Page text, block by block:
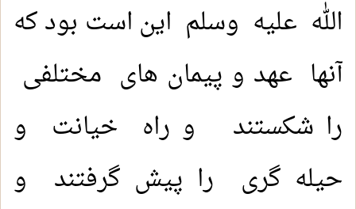
الله عليه وسلم این است بود که
آنها عهد و پیمان های مختلفی
را شکستند و راه خیانت و
حیله گری را پیش گرفتند و